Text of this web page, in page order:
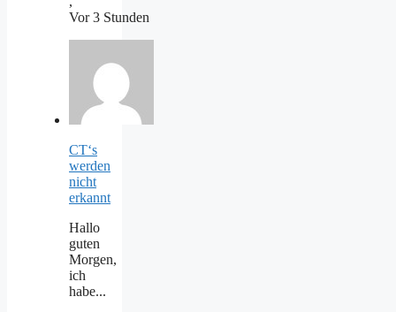
Vor 3 Stunden
CT‘s
werden
nicht
erkannt
Hallo
guten
Morgen,
ich
habe...